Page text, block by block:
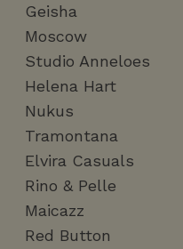
Geisha
Moscow
Studio Anneloes
Helena Hart
Nukus
Tramontana
Elvira Casuals
Rino & Pelle
Maicazz
Red Button